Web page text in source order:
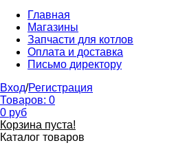
Главная
Магазины
Запчасти для котлов
Оплата и доставка
Письмо директору
Вход/Регистрация
Товаров: 0
0 руб
Корзина пуста!
Каталог товаров